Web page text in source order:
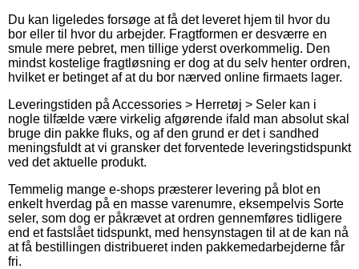
Du kan ligeledes forsøge at få det leveret hjem til hvor du
bor eller til hvor du arbejder. Fragtformen er desværre en
smule mere pebret, men tillige yderst overkommelig. Den
mindst kostelige fragtløsning er dog at du selv henter ordren,
hvilket er betinget af at du bor nærved online firmaets lager.
Leveringstiden på Accessories > Herretøj > Seler kan i
nogle tilfælde være virkelig afgørende ifald man absolut skal
bruge din pakke fluks, og af den grund er det i sandhed
meningsfuldt at vi gransker det forventede leveringstidspunkt
ved det aktuelle produkt.
Temmelig mange e-shops præsterer levering på blot en
enkelt hverdag på en masse varenumre, eksempelvis Sorte
seler, som dog er påkrævet at ordren gennemføres tidligere
end et fastslået tidspunkt, med hensynstagen til at de kan nå
at få bestillingen distribueret inden pakkemedarbejderne får
fri.